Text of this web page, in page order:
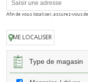
Afin de vous localiser, assurez-vous
ME LOCALISER
Type de magasin